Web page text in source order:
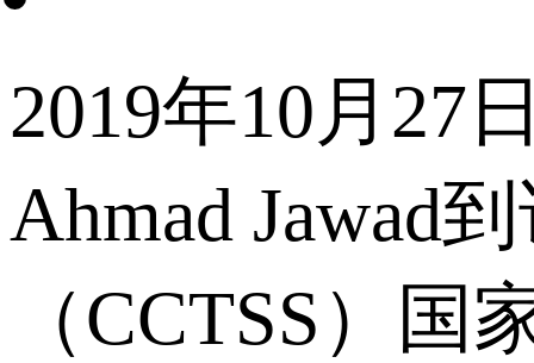
2019年10月27
Ahmad Jawad
（CCTSS）